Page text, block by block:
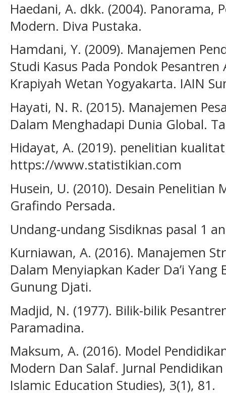
Haedani, A. dkk. (2004). Panorama,
Modern. Diva Pustaka.
Hamdani, Y. (2009). Manajemen
Studi Kasus Pada Pondok
Krapiyah Wetan Yogyakarta. IAIN
Hayati, N. R. (2015). Manajemen
Dalam Menghadapi Dunia Global.
Hidayat, A. (2019). penelitian
https://www.statistikian.com
Husein, U. (2010). Desain Penelitian
Grafindo Persada.
Undang-undang Sisdiknas pasal 1
Kurniawan, A. (2016). Manajemen
Dalam Menyiapkan Kader Da’i
Gunung Djati.
Madjid, N. (1977). Bilik-bilik
Paramadina.
Maksum, A. (2016). Model
Modern Dan Salaf. Jurnal
Islamic Education Studies), 3(1), 81.